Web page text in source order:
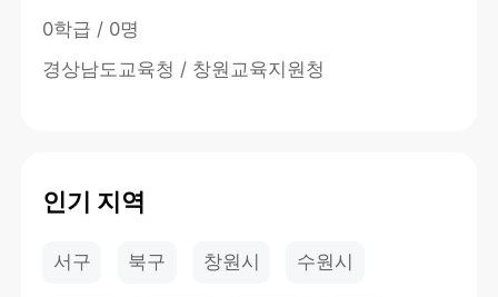
0학급 / 0명
경상남도교육청 / 창원교육지원청
인기 지역
서구 북구 창원시 수원시